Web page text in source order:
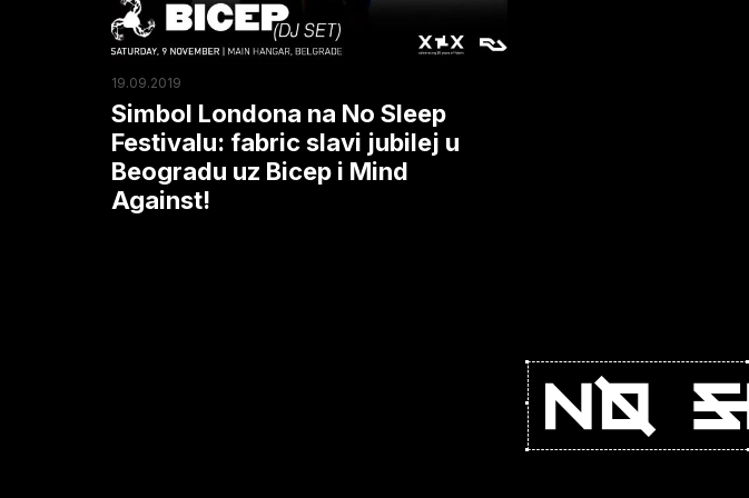
fabric
slavi
jubilej
u
Beogradu
uz
Bicep
19.09.2019
Simbol Londona na No Sleep
Festivalu: fabric slavi jubilej u
Beogradu uz Bicep i Mind
Against!